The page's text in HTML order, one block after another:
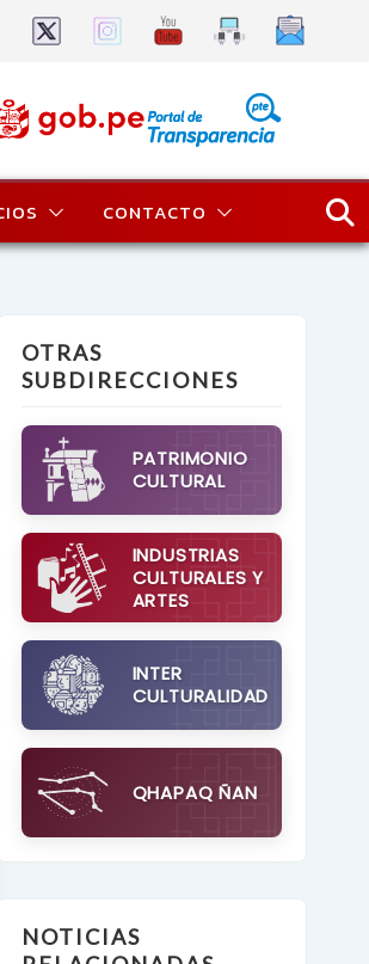
CONTACTO
OTRAS
SUBDIRECCIONES
PATRIMONIO
CULTURAL
INDUSTRIAS
CULTURALES Y
ARTES
INTER
CULTURALIDAD
QHAPAQ ÑAN
NOTICIAS